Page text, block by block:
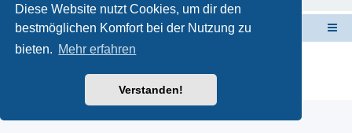
Diese Website nutzt Cookies, um dir den
bestmöglichen Komfort bei der Nutzung zu
bieten. Mehr erfahren
Verstanden!
Forum Sardinien Das Forum für die wahren Freunde Sardiniens..
Powered byphpBB
Datenschutz
Nutzungsbedingungen